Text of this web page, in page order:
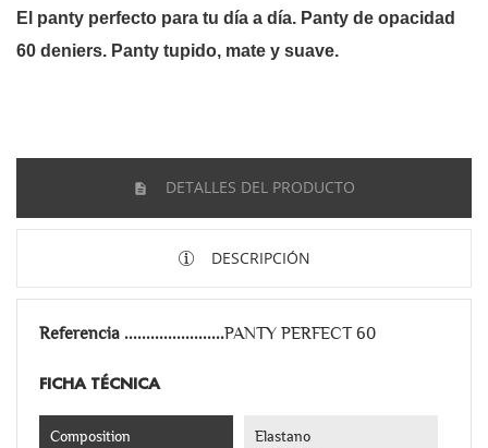
El panty perfecto para tu día a día. Panty de opacidad
60 deniers. Panty tupido, mate y suave.
DETALLES DEL PRODUCTO
DESCRIPCIÓN
Referencia PANTY PERFECT 60
FICHA TÉCNICA
Composition
Elastano